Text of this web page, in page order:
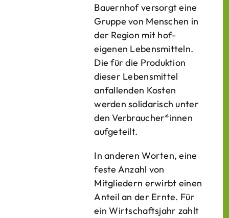
Bauern­hof versorgt eine
Gruppe von Menschen in
der Region mit hof­
eigenen Lebens­mitteln.
Die für die Produktion
dieser Lebens­mittel
anfallenden Kosten
werden solidarisch unter
den Verbraucher*­innen
aufgeteilt.
In anderen Worten, eine
feste Anzahl von
Mitgliedern erwirbt einen
Anteil an der Ernte. Für
ein Wirtschaftsjahr zahlt